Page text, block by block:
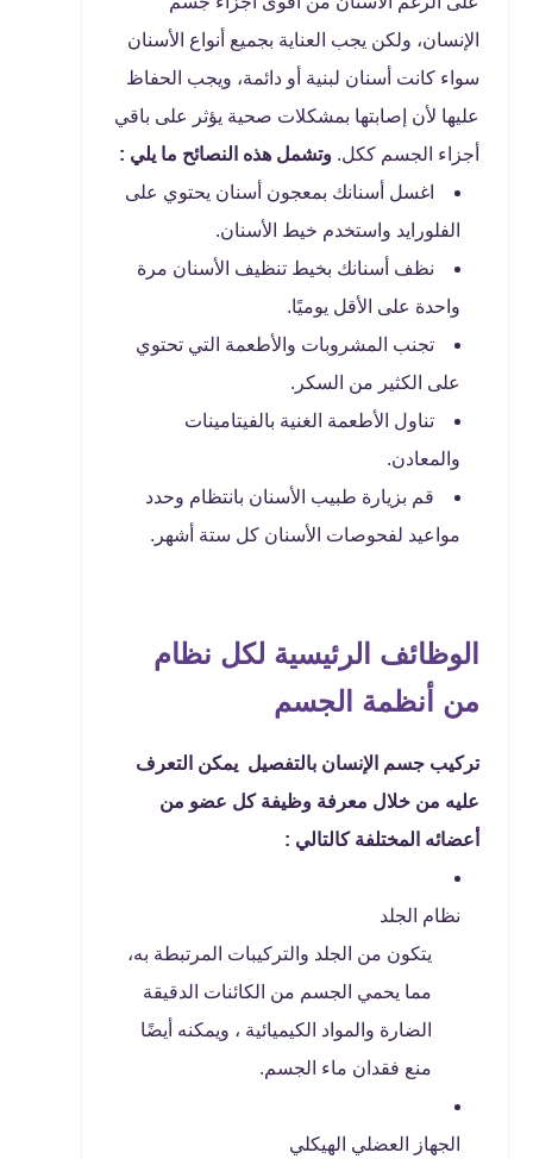
الإنسان، ولكن يجب العناية بجميع أنواع الأسنان
سواء كانت أسنان لبنية أو دائمة، ويجب الحفاظ
عليها لأن إصابتها بمشكلات صحية يؤثر على باقي
أجزاء الجسم ككل. وتشمل هذه النصائح ما يلي :
اغسل أسنانك بمعجون أسنان يحتوي على
الفلورايد واستخدم خيط الأسنان.
نظف أسنانك بخيط تنظيف الأسنان مرة
واحدة على الأقل يوميًا.
تجنب المشروبات والأطعمة التي تحتوي
على الكثير من السكر.
تناول الأطعمة الغنية بالفيتامينات
والمعادن.
قم بزيارة طبيب الأسنان بانتظام وحدد
مواعيد لفحوصات الأسنان كل ستة أشهر.
الوظائف الرئيسية لكل نظام
من أنظمة الجسم
تركيب جسم الإنسان بالتفصيل يمكن التعرف
عليه من خلال معرفة وظيفة كل عضو من
أعضائه المختلفة كالتالي :
نظام الجلد
يتكون من الجلد والتركيبات المرتبطة به،
مما يحمي الجسم من الكائنات الدقيقة
الضارة والمواد الكيميائية ، ويمكنه أيضًا
منع فقدان ماء الجسم.
الجهاز العضلي الهيكلي